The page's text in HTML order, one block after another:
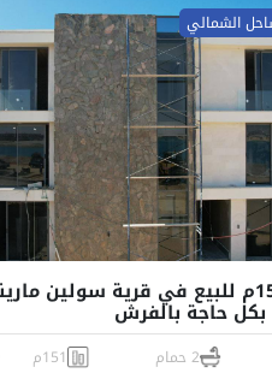
الشمالي
حاجة بالفرش
2 حمام 151م